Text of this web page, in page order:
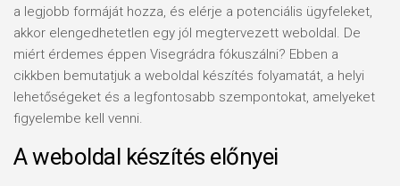
a legjobb formáját hozza, és elérje a potenciális ügyfeleket,
akkor elengedhetetlen egy jól megtervezett weboldal. De
miért érdemes éppen Visegrádra fókuszálni? Ebben a
cikkben bemutatjuk a weboldal készítés folyamatát, a helyi
lehetőségeket és a legfontosabb szempontokat, amelyeket
figyelembe kell venni.
A weboldal készítés előnyei